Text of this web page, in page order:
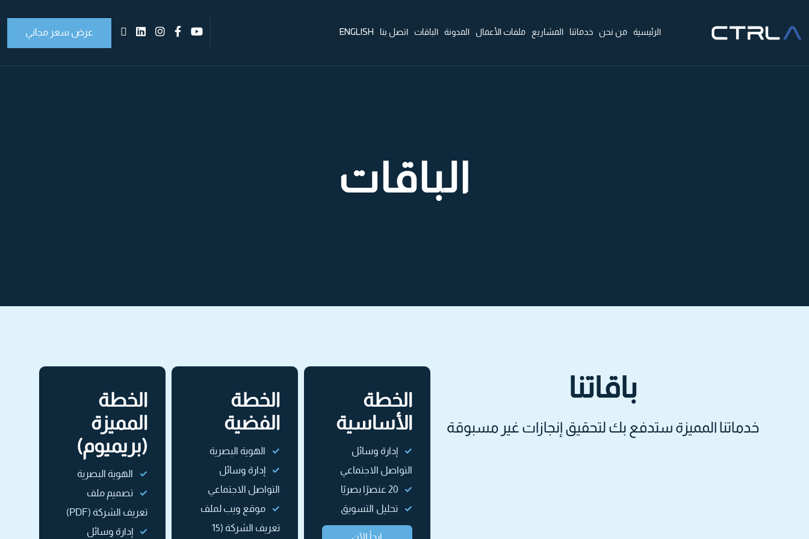
الرئيسية من نحن خدماتنا المشاريع ملفات الأعمال المدونة الباقات اتصل بنا ENGLISH عرض سعر مجاني
الباقات
باقاتنا
خدماتنا المميزة ستدفع بك لتحقيق إنجازات غير مسبوقة
الخطة
الأساسية
إدارة وسائل
التواصل الاجتماعي
20 عنصرًا بصريًا
تحليل التسويق
الخطة
الفضية
الهوية البصرية
إدارة وسائل
التواصل الاجتماعي
موقع ويب لملف
تعريف الشركة (15
الخطة
المميزة
(بريميوم)
الهوية البصرية
تصميم ملف
تعريف الشركة (PDF)
إدارة وسائل